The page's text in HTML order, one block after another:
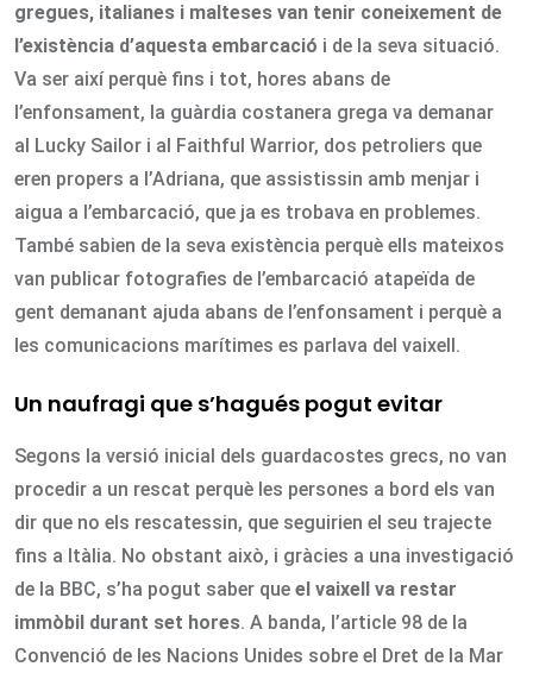
gregues, italianes i malteses van tenir coneixement de
l’existència d’aquesta embarcació i de la seva situació.
Va ser així perquè fins i tot, hores abans de
l’enfonsament, la guàrdia costanera grega va demanar
al Lucky Sailor i al Faithful Warrior, dos petroliers que
eren propers a l’Adriana, que assistissin amb menjar i
aigua a l’embarcació, que ja es trobava en problemes.
També sabien de la seva existència perquè ells mateixos
van publicar fotografies de l’embarcació atapeïda de
gent demanant ajuda abans de l’enfonsament i perquè a
les comunicacions marítimes es parlava del vaixell.
Un naufragi que s’hagués pogut evitar
Segons la versió inicial dels guardacostes grecs, no van
procedir a un rescat perquè les persones a bord els van
dir que no els rescatessin, que seguirien el seu trajecte
fins a Itàlia. No obstant això, i gràcies a una investigació
de la BBC, s’ha pogut saber que el vaixell va restar
immòbil durant set hores. A banda, l’article 98 de la
Convenció de les Nacions Unides sobre el Dret de la Mar